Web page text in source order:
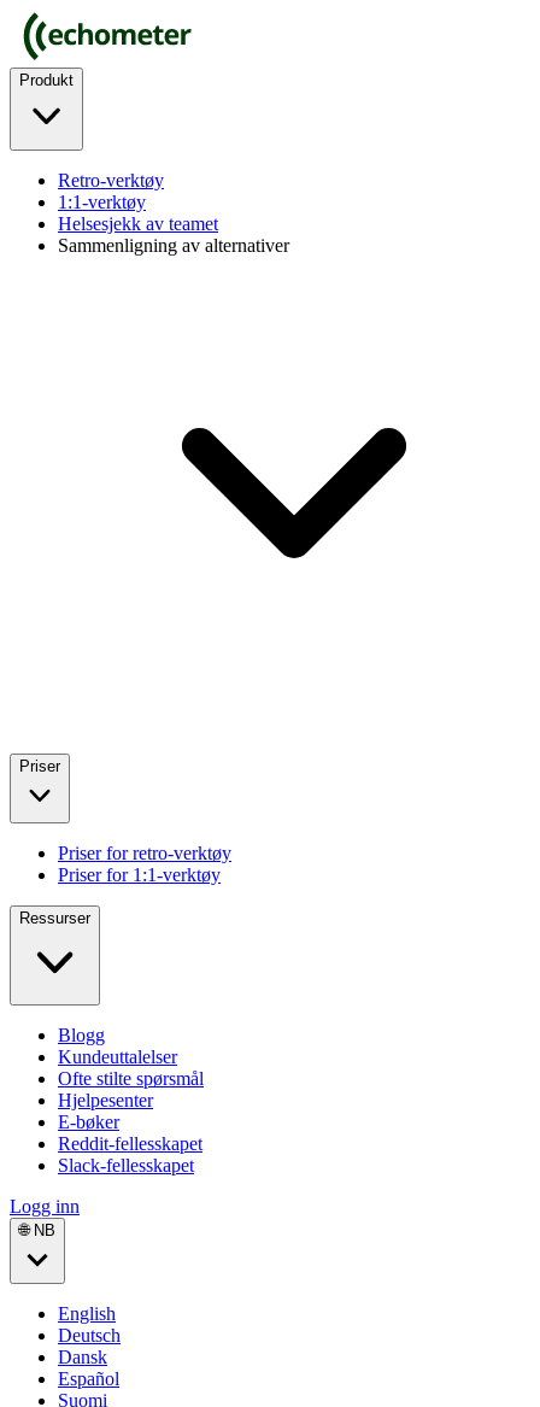
Produkt
Retro-verktøy
1:1-verktøy
Helsesjekk av teamet
Sammenligning av alternativer
Priser
Priser for retro-verktøy
Priser for 1:1-verktøy
Ressurser
Blogg
Kundeuttalelser
Ofte stilte spørsmål
Hjelpesenter
E-bøker
Reddit-fellesskapet
Slack-fellesskapet
Logg inn
🌐 NB
English
Deutsch
Dansk
Español
Suomi